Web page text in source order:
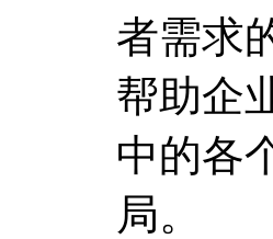
者需求
帮助企
中的各
局。